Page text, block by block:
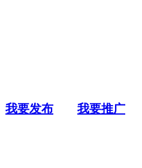
我要发布 我要推广